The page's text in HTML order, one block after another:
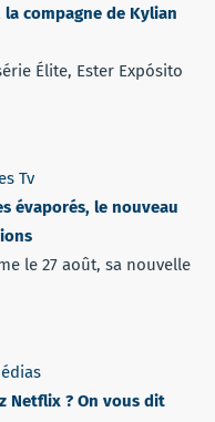
compagne de Kylian
Élite, Ester Expósito
Tv
évaporés, le nouveau
le 27 août, sa nouvelle
Netflix ? On vous dit